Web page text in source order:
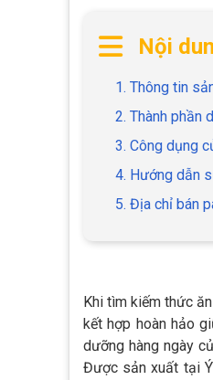
Nội
1. Thông tin
2. Thành phần
3. Công dụng
4. Hướng dẫn
5. Địa chỉ bán
Khi tìm kiếm thức
kết hợp hoàn hảo
dưỡng hàng ngày
Được sản xuất tại